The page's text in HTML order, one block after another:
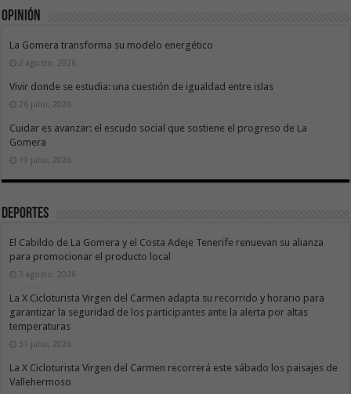
Opinión
La Gomera transforma su modelo energético
2 agosto, 2026
Vivir donde se estudia: una cuestión de igualdad entre islas
26 julio, 2026
Cuidar es avanzar: el escudo social que sostiene el progreso de La
Gomera
19 julio, 2026
Deportes
El Cabildo de La Gomera y el Costa Adeje Tenerife renuevan su alianza
para promocionar el producto local
3 agosto, 2026
La X Cicloturista Virgen del Carmen adapta su recorrido y horario para
garantizar la seguridad de los participantes ante la alerta por altas
temperaturas
31 julio, 2026
La X Cicloturista Virgen del Carmen recorrerá este sábado los paisajes de
Vallehermoso